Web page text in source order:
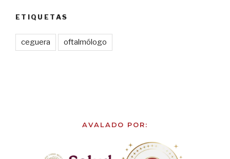
ETIQUETAS
ceguera oftalmólogo
AVALADO POR: